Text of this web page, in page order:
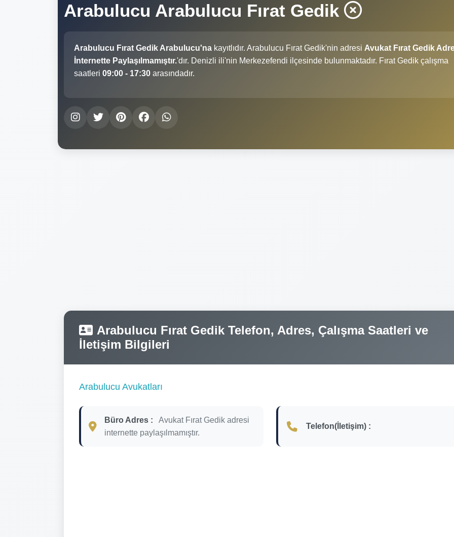
Arabulucu Arabulucu Fırat Gedik
Arabulucu Fırat Gedik Arabulucu'na kayıtlıdır. Arabulucu Fırat Gedik'nin adresi Avukat Fırat Gedik
İnternette Paylaşılmamıştır.'dır. Denizli ili'nin Merkezefendi ilçesinde bulunmaktadır. Fırat Gedik çalışma
saatleri 09:00 - 17:30 arasındadır.
Arabulucu Fırat Gedik Telefon, Adres, Çalışma Saatleri ve
İletişim Bilgileri
Arabulucu Avukatları
Büro Adres :
Avukat Fırat Gedik adresi
internette paylaşılmamıştır.
Telefon(İletişim) :